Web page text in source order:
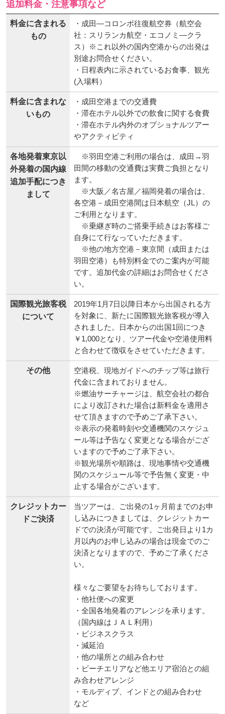
追加料金・注意事項など
料金に含まれる
もの
・成田―コロンボ往復航空券（航空会
社：スリランカ航空・エコノミ―クラ
ス）※これ以外の国内空港からの出発は
別途お問合せください。
・日程表内に示されているお食事、観光
(入場料）
料金に含まれな
いもの
・成田空港までの交通費
・滞在ホテル以外での飲食に関する食費
・滞在ホテル内外のオプショナルツアー
やアクティビティ
各地発着東京以
外発着の国内線
追加手配につき
まして
※羽田空港ご利用の場合は、成田→羽
田間の移動の交通費は実費ご負担となり
ます。
※大阪／名古屋／福岡発着の場合は、
各空港－成田空港間は日本航空（JL）の
ご利用となります。
※乗継ぎ時のご搭乗手続きはお客様ご
自身にて行なっていただきます。
※他の地方空港－東京間（成田または
羽田空港）も特別料金でのご案内が可能
です。追加代金の詳細はお問合せくださ
い。
国際観光旅客税
について
2019年1月7日以降日本から出国される方
を対象に、新たに国際観光旅客税が導入
されました。日本からの出国1回につき
￥1,000となり、ツアー代金や空港使用料
と合わせて徴収をさせていただきます。
その他
空港税、現地ガイドへのチップ等は旅行
代金に含まれておりません。
※燃油サーチャージは、航空会社の都合
により改訂された場合は新料金を適用さ
せて頂きますので予めご了承下さい。
※表示の発着時刻や交通機関のスケジュ
ール等は予告なく変更となる場合がござ
いますので予めご了承下さい。
※観光場所や順路は、現地事情や交通機
関のスケジュール等で予告無く変更・中
止する場合がございます。
クレジットカー
ドご決済
当ツアーは、ご出発の1ヶ月前までのお申
し込みにつきましては、クレジットカー
ドでの決済が可能です。ご出発日より1カ
月以内のお申し込みの場合は現金でのご
決済となりますので、予めご了承くださ
い。
様々なご要望をお待ちしております。
・他社便への変更
・全国各地発着のアレンジを承ります。
（国内線はＪＡＬ利用）
・ビジネスクラス
・減延泊
・他の場所との組み合わせ
・ビーチエリアなど他エリア宿泊との組
み合わせアレンジ
・モルディブ、インドとの組み合わせ
など